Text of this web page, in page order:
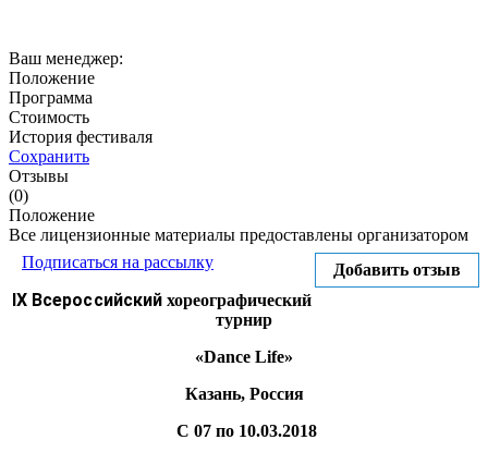
Ваш менеджер:
Положение
Программа
Стоимость
История фестиваля
Сохранить
Отзывы
(0)
Положение
Все лицензионные материалы предоставлены организатором
Добавить отзыв
Подписаться на рассылку
IX Всероссийскийхореографический
турнир
«Dance Life»
Казань, Россия
С 07 по 10.03.2018